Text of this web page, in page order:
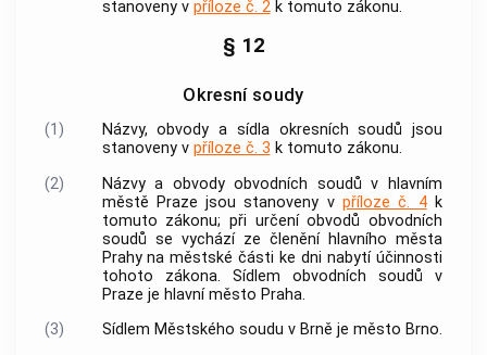
stanoveny v příloze č. 2k tomuto zákonu.
§ 12
Okresní soudy
(1)
Názvy, obvody a sídla okresních soudů jsou
stanoveny v příloze č. 3 k tomuto zákonu.
(2)
Názvy a obvody obvodních soudů v hlavním
městě Praze jsou stanoveny vpříloze č. 4k
tomuto zákonu; při určení obvodů obvodních
soudů se vychází ze členění hlavního města
Prahy na městské části ke dni nabytí účinnosti
tohoto zákona. Sídlem obvodních soudů v
Praze je hlavní město Praha.
(3)
Sídlem Městského soudu v Brně je město Brno.